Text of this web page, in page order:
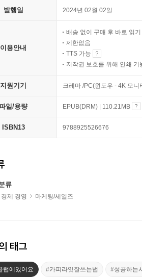
발행일 2024년 02월 02일
이용안내
배송 없이 구매 후 바로 읽기
제한없음
TTS 가능
저작권 보호를 위해 인쇄 기
지원기기 크레마 /PC(윈도우 - 4K 모
일/용량 EPUB(DRM) | 110.21MB
ISBN13 9788925526676
류
경제 경영 마케팅/세일즈
태그
럽에있어요 #카피라잇잘쓰는법 #성공하는